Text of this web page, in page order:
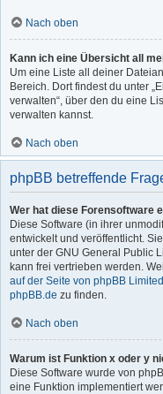
Nach oben
Kann ich eine Übersicht all
Um eine Liste all deiner
Bereich. Dort findest du unter
verwalten“, über den du eine
verwalten kannst.
Nach oben
phpBB betreffende
Wer hat diese Forensoftware
Diese Software (in ihrer
entwickelt und veröffentlicht.
unter der GNU General Public
kann frei vertrieben werden.
auf der Seite von phpBB Limited
phpBB.de zu finden.
Nach oben
Warum ist Funktion x oder y
Diese Software wurde von
eine Funktion implementiert